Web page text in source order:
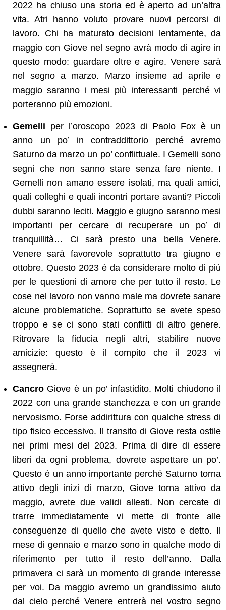
2022 ha chiuso una storia ed è aperto ad un’altra
vita. Atri hanno voluto provare nuovi percorsi di
lavoro. Chi ha maturato decisioni lentamente, da
maggio con Giove nel segno avrà modo di agire in
questo modo: guardare oltre e agire. Venere sarà
nel segno a marzo. Marzo insieme ad aprile e
maggio saranno i mesi più interessanti perché vi
porteranno più emozioni.
Gemelli per l’oroscopo 2023 di Paolo Fox è un
anno un po’ in contraddittorio perché avremo
Saturno da marzo un po’ conflittuale. I Gemelli sono
segni che non sanno stare senza fare niente. I
Gemelli non amano essere isolati, ma quali amici,
quali colleghi e quali incontri portare avanti? Piccoli
dubbi saranno leciti. Maggio e giugno saranno mesi
importanti per cercare di recuperare un po’ di
tranquillità… Ci sarà presto una bella Venere.
Venere sarà favorevole soprattutto tra giugno e
ottobre. Questo 2023 è da considerare molto di più
per le questioni di amore che per tutto il resto. Le
cose nel lavoro non vanno male ma dovrete sanare
alcune problematiche. Soprattutto se avete speso
troppo e se ci sono stati conflitti di altro genere.
Ritrovare la fiducia negli altri, stabilire nuove
amicizie: questo è il compito che il 2023 vi
assegnerà.
Cancro Giove è un po’ infastidito. Molti chiudono il
2022 con una grande stanchezza e con un grande
nervosismo. Forse addirittura con qualche stress di
tipo fisico eccessivo. Il transito di Giove resta ostile
nei primi mesi del 2023. Prima di dire di essere
liberi da ogni problema, dovrete aspettare un po’.
Questo è un anno importante perché Saturno torna
attivo degli inizi di marzo, Giove torna attivo da
maggio, avrete due validi alleati. Non cercate di
trarre immediatamente vi mette di fronte alle
conseguenze di quello che avete visto e detto. Il
mese di gennaio e marzo sono in qualche modo di
riferimento per tutto il resto dell’anno. Dalla
primavera ci sarà un momento di grande interesse
per voi. Da maggio avremo un grandissimo aiuto
dal cielo perché Venere entrerà nel vostro segno